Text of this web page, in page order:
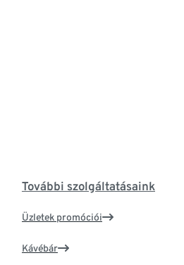
További szolgáltatásaink
Üzletek promóciói
Kávébár